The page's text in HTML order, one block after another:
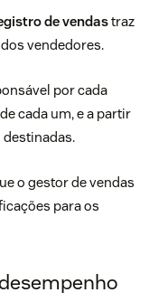
de vendastraz
vendedores.
por cada
cada um, e a partir
o gestor de vendas
para os